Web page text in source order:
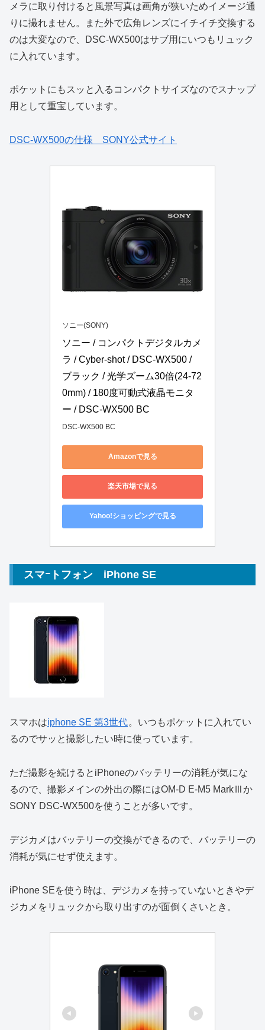
メラに取り付けると風景写真は画角が狭いためイメージ通
りに撮れません。また外で広角レンズにイチイチ交換する
のは大変なので、DSC-WX500はサブ用にいつもリュック
に入れています。
ポケットにもスッと入るコンパクトサイズなのでスナップ
用として重宝しています。
DSC-WX500の仕様 SONY公式サイト
ソニー(SONY)
ソニー / コンパクトデジタルカメ
ラ / Cyber-shot / DSC-WX500 /
ブラック / 光学ズーム30倍(24-72
0mm) / 180度可動式液晶モニタ
ー / DSC-WX500 BC
DSC-WX500 BC
Amazonで見る
楽天市場で見る
Yahoo!ショッピングで見る
スマｰトフォン iPhone SE
スマホはiphone SE 第3世代。いつもポケットに入れてい
るのでサッと撮影したい時に使っています。
ただ撮影を続けるとiPhoneのバッテリーの消耗が気にな
るので、撮影メインの外出の際にはOM-D E-M5 MarkⅢか
SONY DSC-WX500を使うことが多いです。
デジカメはバッテリーの交換ができるので、バッテリーの
消耗が気にせず使えます。
iPhone SEを使う時は、デジカメを持っていないときやデ
ジカメをリュックから取り出すのが面倒くさいとき。